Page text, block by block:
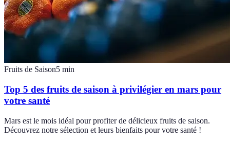
Fruits de Saison5 min
Top 5 des fruits de saison à privilégier en mars pour
votre santé
Mars est le mois idéal pour profiter de délicieux fruits de saison.
Découvrez notre sélection et leurs bienfaits pour votre santé !